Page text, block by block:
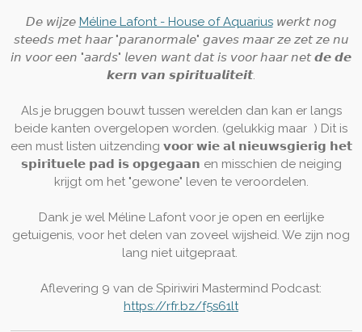
𝘋𝘦 𝘸𝘪𝘫𝘻𝘦 Méline Lafont - House of Aquarius𝘸𝘦𝘳𝘬𝘵 𝘯𝘰𝘨
𝘴𝘵𝘦𝘦𝘥𝘴 𝘮𝘦𝘵 𝘩𝘢𝘢𝘳 "𝘱𝘢𝘳𝘢𝘯𝘰𝘳𝘮𝘢𝘭𝘦" 𝘨𝘢𝘷𝘦𝘴 𝘮𝘢𝘢𝘳 𝘻𝘦 𝘻𝘦𝘵 𝘻𝘦 𝘯𝘶
𝘪𝘯 𝘷𝘰𝘰𝘳 𝘦𝘦𝘯 "𝘢𝘢𝘳𝘥𝘴" 𝘭𝘦𝘷𝘦𝘯 𝘸𝘢𝘯𝘵 𝘥𝘢𝘵 𝘪𝘴 𝘷𝘰𝘰𝘳 𝘩𝘢𝘢𝘳 𝘯𝘦𝘵 𝙙𝙚 𝙙𝙚
𝙠𝙚𝙧𝙣 𝙫𝙖𝙣 𝙨𝙥𝙞𝙧𝙞𝙩𝙪𝙖𝙡𝙞𝙩𝙚𝙞𝙩.
Als je bruggen bouwt tussen werelden dan kan er langs
beide kanten overgelopen worden. (gelukkig maar ) Dit is
een must listen uitzending 𝘃𝗼𝗼𝗿 𝘄𝗶𝗲 𝗮𝗹 𝗻𝗶𝗲𝘂𝘄𝘀𝗴𝗶𝗲𝗿𝗶𝗴 𝗵𝗲𝘁
𝘀𝗽𝗶𝗿𝗶𝘁𝘂𝗲𝗹𝗲 𝗽𝗮𝗱 𝗶𝘀 𝗼𝗽𝗴𝗲𝗴𝗮𝗮𝗻 en misschien de neiging
krijgt om het "gewone" leven te veroordelen.
Dank je wel Méline Lafont voor je open en eerlijke
getuigenis, voor het delen van zoveel wijsheid. We zijn nog
lang niet uitgepraat.
Aflevering 9 van de Spiriwiri Mastermind Podcast:
https://rfr.bz/f5s61lt